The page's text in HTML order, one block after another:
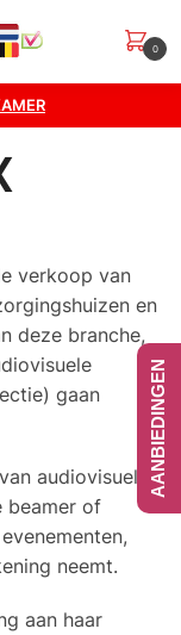
0
verkoop van
en
deze branche,
gaan
audiovisuele
beamer of
neemt.
aan haar
AANBIEDINGEN